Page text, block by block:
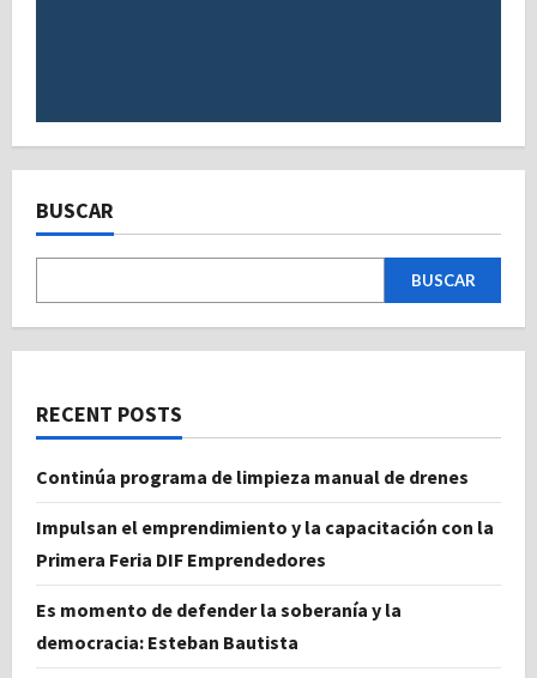
BUSCAR
BUSCAR
RECENT POSTS
Continúa programa de limpieza manual de drenes
Impulsan el emprendimiento y la capacitación con la
Primera Feria DIF Emprendedores
Es momento de defender la soberanía y la
democracia: Esteban Bautista